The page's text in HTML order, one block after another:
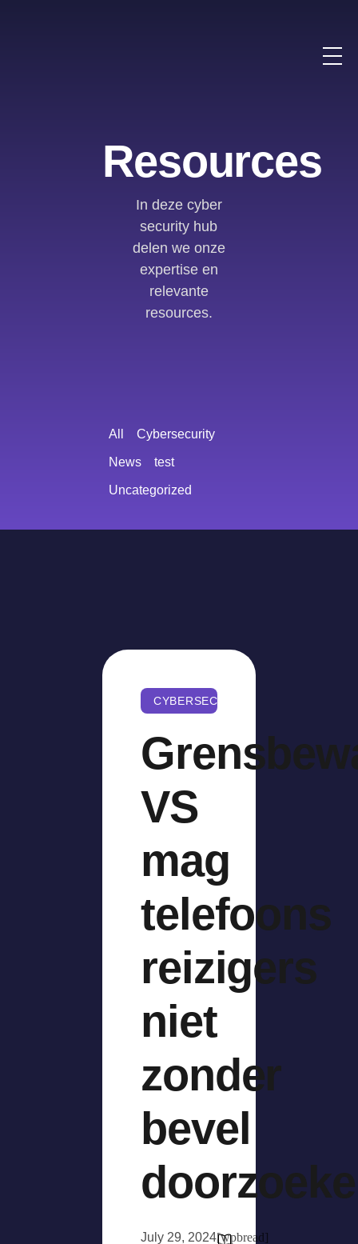
Resources
In deze cyber
security hub
delen we onze
expertise en
relevante
resources.
Cybersecurity
News test
Uncategorized
All
CYBERSECURITY
VS
mag
telefoons
reizigers
niet
zonder
bevel
July 29, 2024[wpbread]